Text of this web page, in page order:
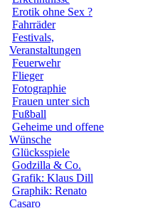
Erotik ohne Sex ?
Fahrräder
Festivals,
Veranstaltungen
Feuerwehr
Flieger
Fotographie
Frauen unter sich
Fußball
Geheime und offene
Wünsche
Glücksspiele
Godzilla & Co.
Grafik: Klaus Dill
Graphik: Renato
Casaro